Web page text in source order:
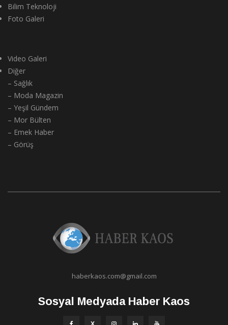
Bilim Teknoloji
Foto Galeri
Video Galeri
Diğer
– Sağlık
– Moda Magazin
– Yeşil Gündem
– Mor Bülten
– Emek Haber
– Görüş
haberkaos.com@gmail.com
Sosyal Medyada Haber Kaos